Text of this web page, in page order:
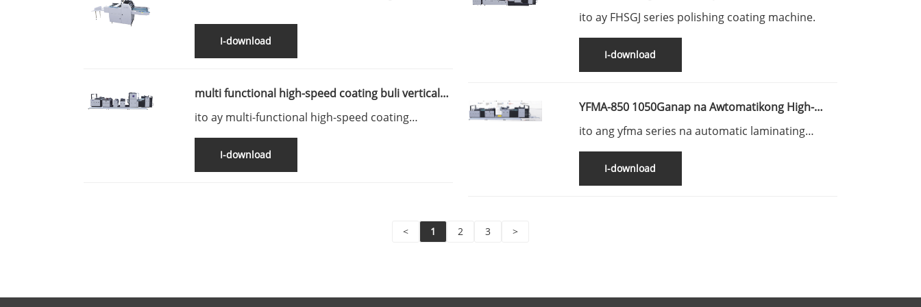
I-download
ito ay FHSGJ series polishing coating machine.
I-download
multi functional high-speed coating buli vertical
ito ay multi-functional high-speed coating
I-download
YFMA-850 1050Ganap na Awtomatikong High-
face opsyonal
ito ang yfma series na automatic laminating
I-download
< 1 2 3 >